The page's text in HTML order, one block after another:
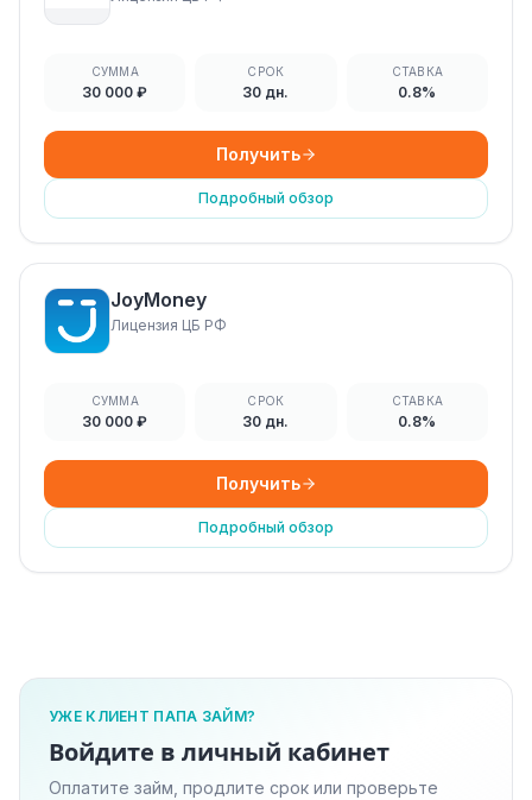
СУММА
30 000 ₽
СРОК
30 дн.
СТАВКА
0.8%
Получить
Подробный обзор
JoyMoney
Лицензия ЦБ РФ
СУММА
30 000 ₽
СРОК
30 дн.
СТАВКА
0.8%
Получить
Подробный обзор
УЖЕ КЛИЕНТ ПАПА ЗАЙМ?
Войдите в личный кабинет
Оплатите займ, продлите срок или проверьте